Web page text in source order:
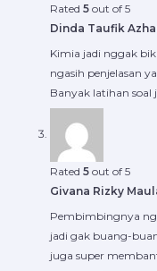
Rated 5 out of 5
Dinda Taufik
Kimia jadi nggak
ngasih penjelasan
Banyak latihan soal
Rated 5 out of 5
Givana Rizky
Pembimbingnya
jadi gak buang-
juga super